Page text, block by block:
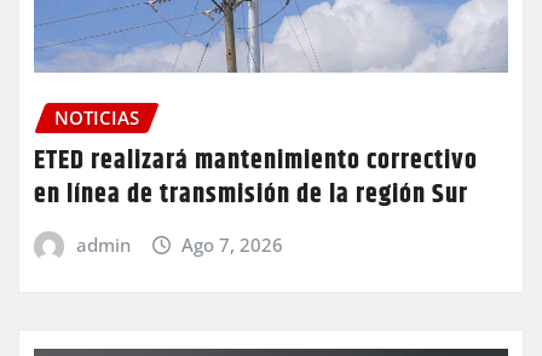
NOTICIAS
ETED realizará mantenimiento correctivo
en línea de transmisión de la región Sur
admin Ago 7, 2026